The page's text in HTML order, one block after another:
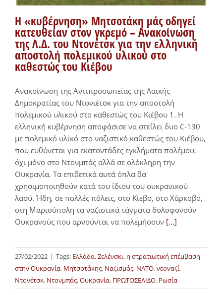
Η «κυβέρνηση» Μητσοτάκη μάς οδηγεί
κατευθείαν στον γκρεμό – Ανακοίνωση
της Λ.Δ. του Ντονέτσκ για την ελληνική
αποστολή πολεμικού υλικού στο
καθεστώς του Κιέβου
Ανακοίνωση της Αντιπροσωπείας της Λαϊκής
Δημοκρατίας του Ντονιέτσκ για την αποστολή
πολεμικού υλικού στο καθεστώς του Κιέβου 1. Η
ελληνική κυβέρνηση αποφάσισε να στείλει δυο C-130
με πολεμικό υλικό στο ναζιστικό καθεστώς του Κιέβου,
που ευθύνεται για εκατοντάδες εγκλήματα πολέμου,
όχι μόνο στο Ντονμπάς αλλά σε ολόκληρη την
Ουκρανία. Τα επιθετικά αυτά όπλα θα
χρησιμοποιηθούν κατά του ίδιου του ουκρανικού
λαού. Ήδη, σε πολλές πόλεις, στο Κίεβο, στο Χάρκοβο,
στη Μαριούπολη τα ναζιστικά τάγματα δολοφονούν
Ουκρανούς που αρνούνται να πολεμήσουν [...]
27/02/2022 | Tags: Ελλάδα,Ζελένσκι, η στρατιωτική επέμβαση
στην Ουκρανία, Μητσοτάκης, Ναζισμός, ΝΑΤΟ,νεοναζί,
Ντονέτσκ, Ντονμπάς,Ουκρανία, ΠΡΩΤΟΣΕΛΙΔΟ, Ρωσία